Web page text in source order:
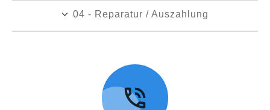
04 - Reparatur / Auszahlung